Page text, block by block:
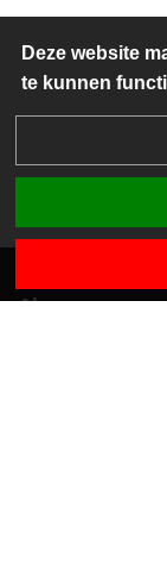
Algemene
Deze website
te kunnen